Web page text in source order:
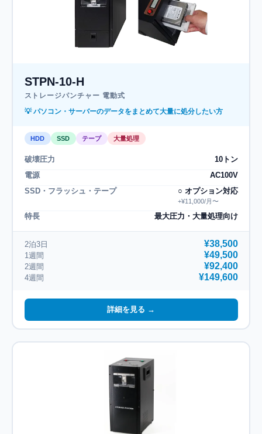
STPN-10-H
ストレージパンチャー 電動式
💡 パソコン・サーバーのデータをまとめて大量に処分したい方
HDD SSD テープ 大量処理
破壊圧力
10トン
電源
AC100V
SSD・フラッシュ・テープ
○ オプション対応
+¥11,000/月〜
特長 最大圧力・大量処理向け
2泊3日 ¥38,500
1週間 ¥49,500
2週間 ¥92,400
4週間 ¥149,600
詳細を見る →